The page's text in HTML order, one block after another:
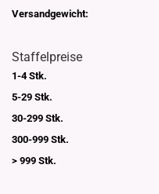
Versandgewicht:
Staffelpreise
1-4 Stk.
5-29 Stk.
30-299 Stk.
300-999 Stk.
> 999 Stk.